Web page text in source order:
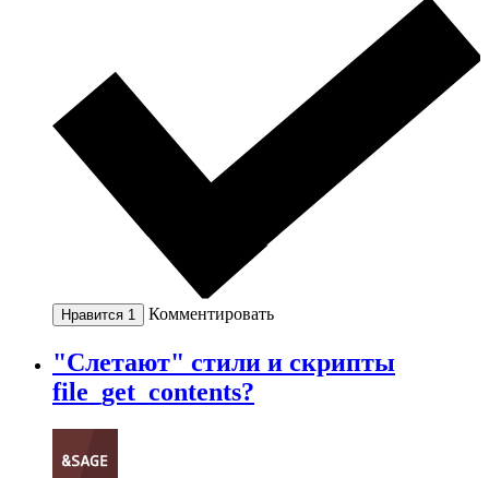
Нравится 1 Комментировать
"Слетают" стили и скрипты
file_get_contents?